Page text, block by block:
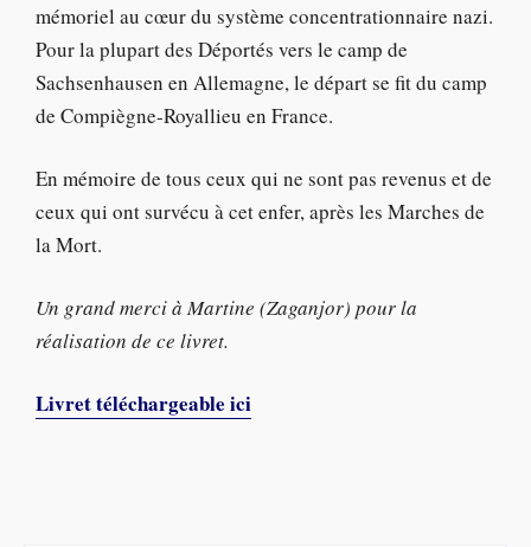
mémoriel au cœur du système concentrationnaire nazi.
Pour la plupart des Déportés vers le camp de
Sachsenhausen en Allemagne, le départ se fit du camp
de Compiègne-Royallieu en France.
En mémoire de tous ceux qui ne sont pas revenus et de
ceux qui ont survécu à cet enfer, après les Marches de
la Mort.
Un grand merci à Martine (Zaganjor) pour la
réalisation de ce livret.
Livret téléchargeable ici